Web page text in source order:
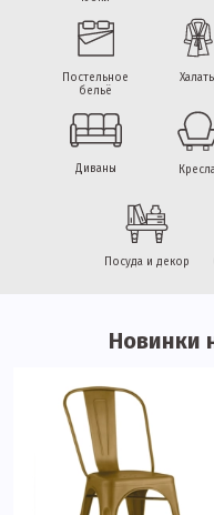
Постельное
бельё
Халаты
Диваны
Посуда и декор
Новинки